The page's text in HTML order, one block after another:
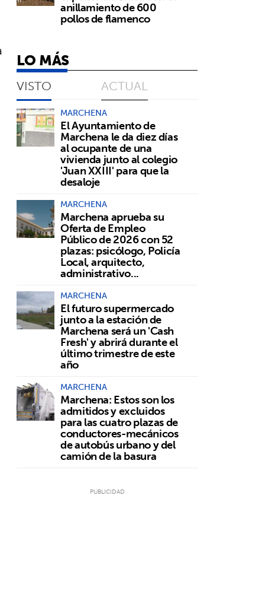
anillamiento de 600
pollos de flamenco
LO MÁS
VISTO ACTUAL
MARCHENA
El Ayuntamiento de
Marchena le da diez días
al ocupante de una
vivienda junto al colegio
'Juan XXIII' para que la
desaloje
MARCHENA
Marchena aprueba su
Oferta de Empleo
Público de 2026 con 52
plazas: psicólogo, Policía
Local, arquitecto,
administrativo...
MARCHENA
El futuro supermercado
junto a la estación de
Marchena será un 'Cash
Fresh' y abrirá durante el
último trimestre de este
año
MARCHENA
Marchena: Estos son los
admitidos y excluidos
para las cuatro plazas de
conductores-mecánicos
de autobús urbano y del
camión de la basura